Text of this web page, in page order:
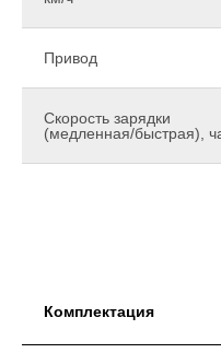
Привод
Скорость зарядки
(медленная/быстрая),
Комплектация